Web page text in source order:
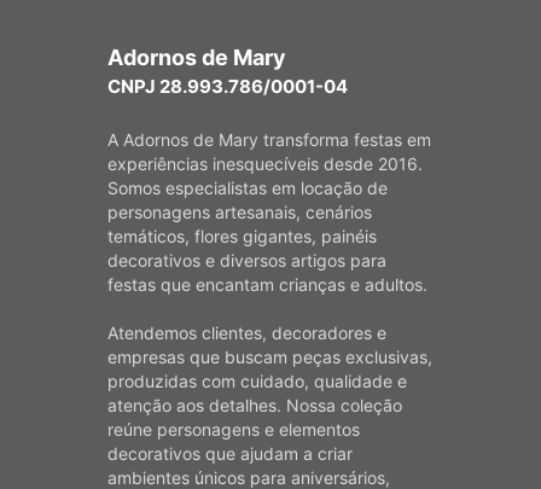
Adornos de Mary
CNPJ 28.993.786/0001-04
A Adornos de Mary transforma festas em
experiências inesquecíveis desde 2016.
Somos especialistas em locação de
personagens artesanais, cenários
temáticos, flores gigantes, painéis
decorativos e diversos artigos para
festas que encantam crianças e adultos.
Atendemos clientes, decoradores e
empresas que buscam peças exclusivas,
produzidas com cuidado, qualidade e
atenção aos detalhes. Nossa coleção
reúne personagens e elementos
decorativos que ajudam a criar
ambientes únicos para aniversários,